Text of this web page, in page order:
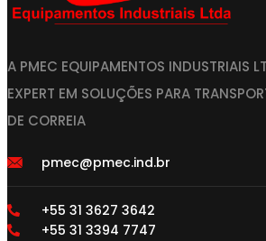
A PMEC EQUIPAMENTOS INDUSTRIAIS
EXPERT EM SOLUÇÕES PARA
DE CORREIA
pmec@pmec.ind.br
+55 31 3627 3642
+55 31 3394 7747